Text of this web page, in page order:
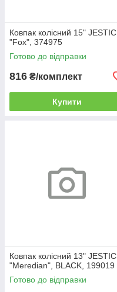
Ковпак колісний 15" JESTIC
"Fox", 374975
Готово до відправки
816 ₴/комплект
Купити
Ковпак колісний 13" JESTIC
"Meredian", BLACK, 199019
Готово до відправки